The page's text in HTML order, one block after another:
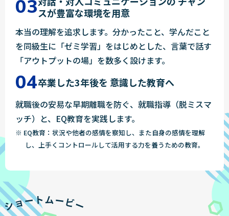
スが豊富な環境を用意
本当の理解を追求します。分かったこと、学んだこと
を同級生に「ゼミ学習」をはじめとした、言葉で話す
「アウトプットの場」を数多く設けます。
卒業した3年後を 意識した教育へ
就職後の安易な早期離職を防ぐ、就職指導（脱ミスマ
ッチ）と、EQ教育を実践します。
※ EQ教育：状況や他者の感情を察知し、また自身の感情を理解
し、上手くコントロールして活用する力を養うための教育。